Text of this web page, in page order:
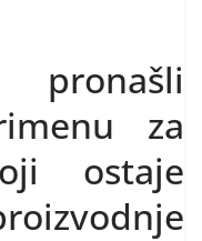
za
ostaje